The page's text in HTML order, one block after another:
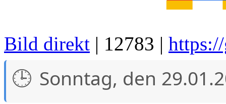
Bild direkt | 12783 |
Sonntag, den